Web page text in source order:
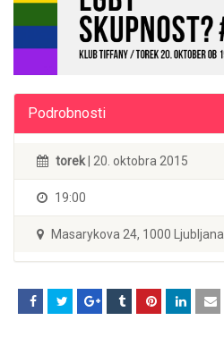
Podrobnosti
torek | 20. oktobra 2015
19:00
Masarykova 24, 1000 Ljubljana